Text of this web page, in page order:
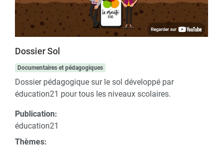
Dossier Sol
Documentaires et pédagogiques
Dossier pédagogique sur le sol développé par
éducation21 pour tous les niveaux scolaires.
Publication:
éducation21
Thèmes: